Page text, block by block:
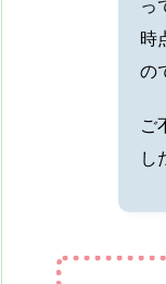
っ
時
の
ご
し